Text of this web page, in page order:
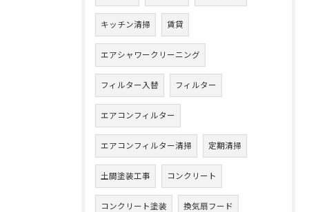
キッチン清掃 賃貸
エアシャワークリーニング
フィルター入替 フィルター
エアコンフィルター
エアコンフィルター清掃 定期清掃
土間塗装工事 コンクリート
コンクリート塗装 換気扇フード